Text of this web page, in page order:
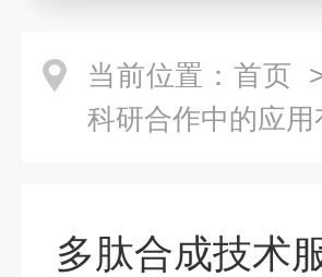
当前位置： 首页
科研合作中的应用
多肽合成技术